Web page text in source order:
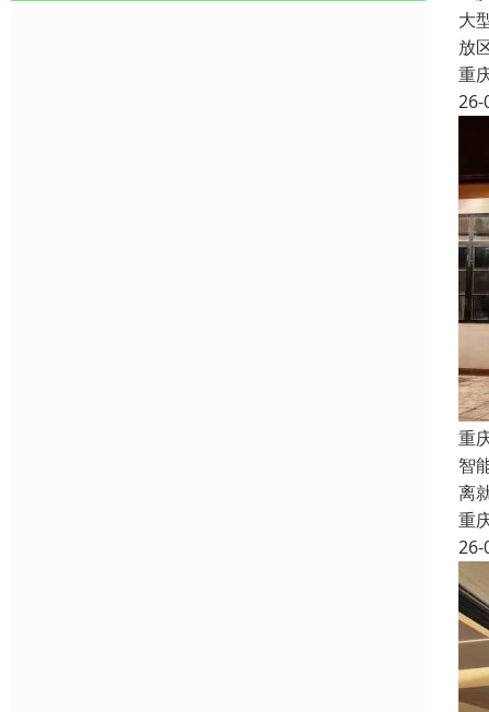
大
放
重
26-
重
智
离
重
26-